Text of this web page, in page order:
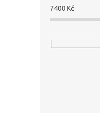
7400 Kč